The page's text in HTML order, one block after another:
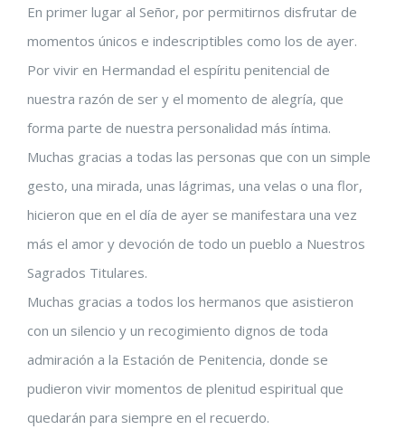
grande
En primer lugar al Señor, por permitirnos disfrutar de
momentos únicos e indescriptibles como los de ayer.
Por vivir en Hermandad el espíritu penitencial de
nuestra razón de ser y el momento de alegría, que
forma parte de nuestra personalidad más íntima.
Muchas gracias a todas las personas que con un simple
gesto, una mirada, unas lágrimas, una velas o una flor,
hicieron que en el día de ayer se manifestara una vez
más el amor y devoción de todo un pueblo a Nuestros
Sagrados Titulares.
Muchas gracias a todos los hermanos que asistieron
con un silencio y un recogimiento dignos de toda
admiración a la Estación de Penitencia, donde se
pudieron vivir momentos de plenitud espiritual que
quedarán para siempre en el recuerdo.